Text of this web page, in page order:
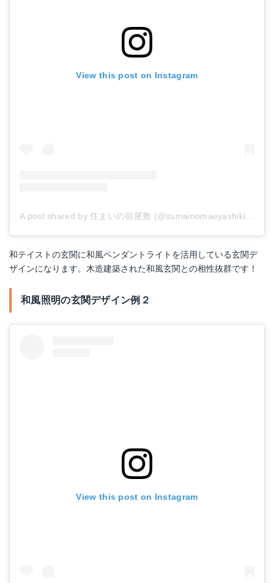
View this post on Instagram
和テイストの玄関に和風ペンダントライトを活用している玄関デ
ザインになります。木造建築された和風玄関との相性抜群です！
和風照明の玄関デザイン例２
View this post on Instagram